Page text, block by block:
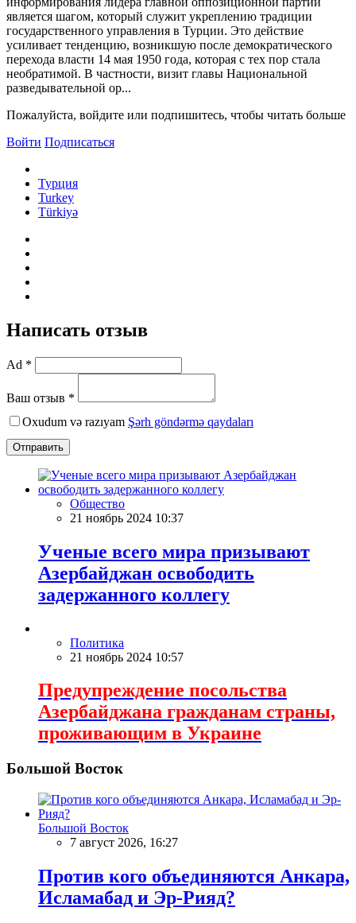
является шагом, который служит укреплению традиции
государственного управления в Турции. Это действие
усиливает тенденцию, возникшую после демократического
перехода власти 14 мая 1950 года, которая с тех пор стала
необратимой. В частности, визит главы Национальной
разведывательной ор...
Пожалуйста, войдите или подпишитесь, чтобы читать больше
Войти Подписаться
Турция
Turkey
Türkiyə
Написать отзыв
Ad *
Ваш отзыв *
Oxudum və razıyam Şərh göndərmə qaydaları
Отправить
Общество
21 ноябрь 2024 10:37
Ученые всего мира призывают
Азербайджан освободить
задержанного коллегу
Политика
21 ноябрь 2024 10:57
Предупреждение посольства
Азербайджана гражданам страны,
проживающим в Украине
Большой Восток
Большой Восток
7 август 2026, 16:27
Против кого объединяются Анкара,
Исламабад и Эр-Рияд?